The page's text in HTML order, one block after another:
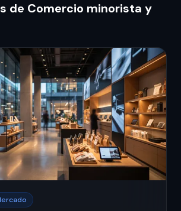
de Comercio minorista y